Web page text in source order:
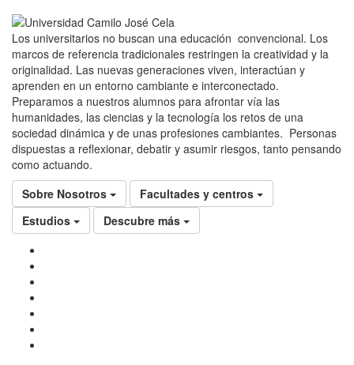
Los universitarios no buscan una educación convencional. Los
marcos de referencia tradicionales restringen la creatividad y la
originalidad. Las nuevas generaciones viven, interactúan y
aprenden en un entorno cambiante e interconectado.
Preparamos a nuestros alumnos para afrontar vía las
humanidades, las ciencias y la tecnología los retos de una
sociedad dinámica y de unas profesiones cambiantes. Personas
dispuestas a reflexionar, debatir y asumir riesgos, tanto pensando
como actuando.
Sobre Nosotros
Facultades y centros
Estudios
Descubre más